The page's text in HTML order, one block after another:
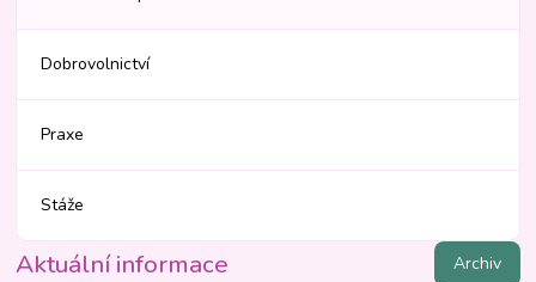
Dobrovolnictví
Praxe
Stáže
Aktuální informace Archiv